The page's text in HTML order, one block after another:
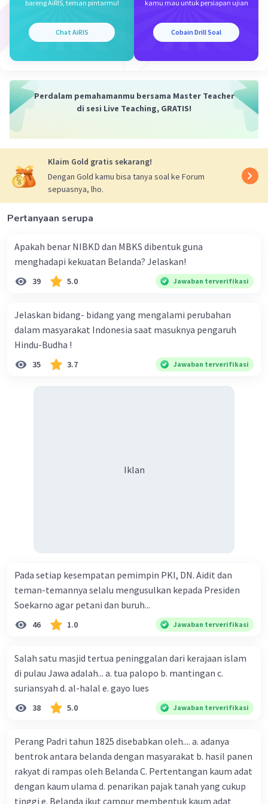
Strategi Belanda yang paling ampuh menghadapi
perlawanan dari para penguasa lokal adalah dengan
Belanda sering menggunakan taktik politik pecah belah,
wilayah tersebut.
Beri Rating
bareng AiRIS, teman pintarmu!
Chat AiRIS
kamu mau untuk persiapan ujian
Cobain Drill Soal
Perdalam pemahamanmu bersama Master Teacher
di sesi Live Teaching, GRATIS!
Klaim Gold gratis sekarang!
Dengan Gold kamu bisa tanya soal ke Forum
sepuasnya, lho.
Pertanyaan serupa
Apakah benar NIBKD dan MBKS dibentuk guna
menghadapi kekuatan Belanda? Jelaskan!
39 5.0 Jawaban terverifikasi
Jelaskan bidang- bidang yang mengalami perubahan
dalam masyarakat Indonesia saat masuknya pengaruh
Hindu-Budha !
35 3.7 Jawaban terverifikasi
Iklan
Pada setiap kesempatan pemimpin PKI, DN. Aidit dan
teman-temannya selalu mengusulkan kepada Presiden
Soekarno agar petani dan buruh...
46 1.0 Jawaban terverifikasi
Salah satu masjid tertua peninggalan dari kerajaan islam
di pulau Jawa adalah... a. tua palopo b. mantingan c.
suriansyah d. al-halal e. gayo lues
38 5.0 Jawaban terverifikasi
Perang Padri tahun 1825 disebabkan oleh.... a. adanya
bentrok antara belanda dengan masyarakat b. hasil panen
rakyat di rampas oleh Belanda C. Pertentangan kaum adat
dengan kaum ulama d. penarikan pajak tanah yang cukup
tinggi e. Belanda ikut campur membentuk kaum adat